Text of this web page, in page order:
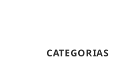
CATEGORIAS